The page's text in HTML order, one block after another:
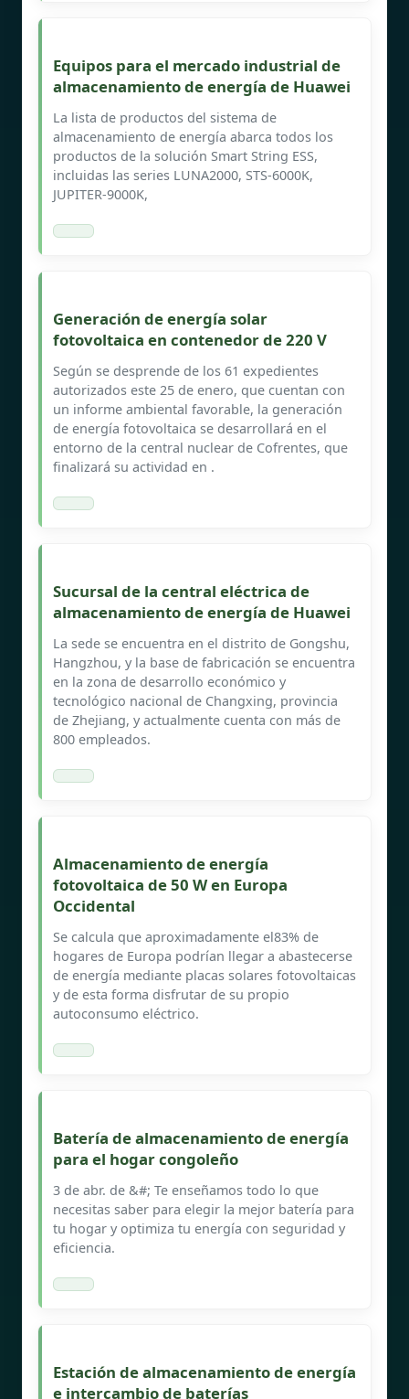
Equipos para el mercado industrial de
almacenamiento de energía de Huawei
La lista de productos del sistema de
almacenamiento de energía abarca todos los
productos de la solución Smart String ESS,
incluidas las series LUNA2000, STS-6000K,
JUPITER-9000K,
Generación de energía solar
fotovoltaica en contenedor de 220 V
Según se desprende de los 61 expedientes
autorizados este 25 de enero, que cuentan con
un informe ambiental favorable, la generación
de energía fotovoltaica se desarrollará en el
entorno de la central nuclear de Cofrentes, que
finalizará su actividad en .
Sucursal de la central eléctrica de
almacenamiento de energía de Huawei
La sede se encuentra en el distrito de Gongshu,
Hangzhou, y la base de fabricación se encuentra
en la zona de desarrollo económico y
tecnológico nacional de Changxing, provincia
de Zhejiang, y actualmente cuenta con más de
800 empleados.
Almacenamiento de energía
fotovoltaica de 50 W en Europa
Occidental
Se calcula que aproximadamente el83% de
hogares de Europa podrían llegar a abastecerse
de energía mediante placas solares fotovoltaicas
y de esta forma disfrutar de su propio
autoconsumo eléctrico.
Batería de almacenamiento de energía
para el hogar congoleño
3 de abr. de &#; Te enseñamos todo lo que
necesitas saber para elegir la mejor batería para
tu hogar y optimiza tu energía con seguridad y
eficiencia.
Estación de almacenamiento de energía
e intercambio de baterías